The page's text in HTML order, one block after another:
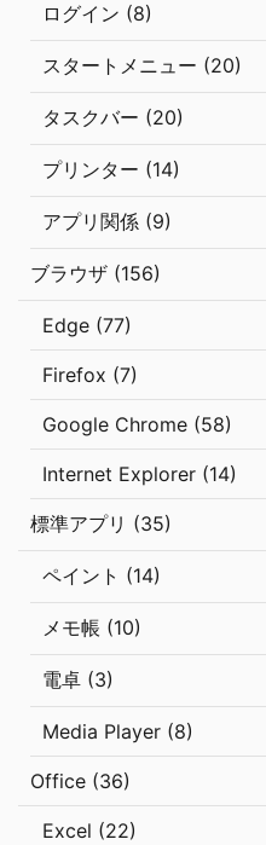
ログイン (8)
スタートメニュー (20)
タスクバー (20)
プリンター (14)
アプリ関係 (9)
ブラウザ (156)
Edge (77)
Firefox (7)
Google Chrome (58)
Internet Explorer (14)
標準アプリ (35)
ペイント (14)
メモ帳 (10)
電卓 (3)
Media Player (8)
Office (36)
Excel (22)